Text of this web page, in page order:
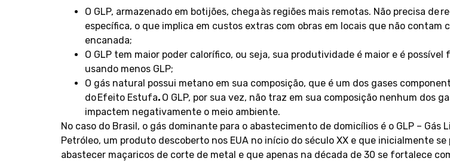
O GLP, armazenado em botijões, chega às regiões mais remotas. Não precisa de
específica, o que implica em custos extras com obras em locais que não contam
encanada;
O GLP tem maior poder calorífico, ou seja, sua produtividade é maior e é possível
usando menos GLP;
O gás natural possui metano em sua composição, que é um dos gases
do Efeito Estufa. O GLP, por sua vez, não traz em sua composição nenhum dos
impactem negativamente o meio ambiente.
No caso do Brasil, o gás dominante para o abastecimento de domicílios é o GLP – Gás
Petróleo, um produto descoberto nos EUA no início do século XX e que inicialmente se
abastecer maçaricos de corte de metal e que apenas na década de 30 se fortalece